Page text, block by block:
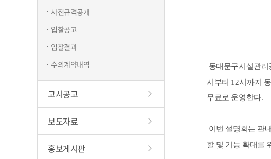
사전규격공개
입찰공고
입찰결과
수의계약내역
고시공고
보도자료
홍보게시판
동대문구시설관리
시부터 12시까지
무료로 운영한다.
이번 설명회는 관
할 및 기능 확대를